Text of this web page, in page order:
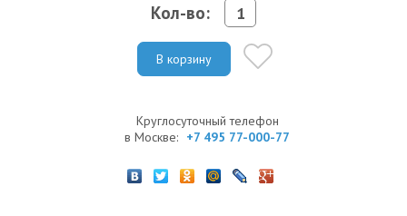
Кол-во:
В корзину
Круглосуточный телефон
в Москве: +7 495 77-000-77